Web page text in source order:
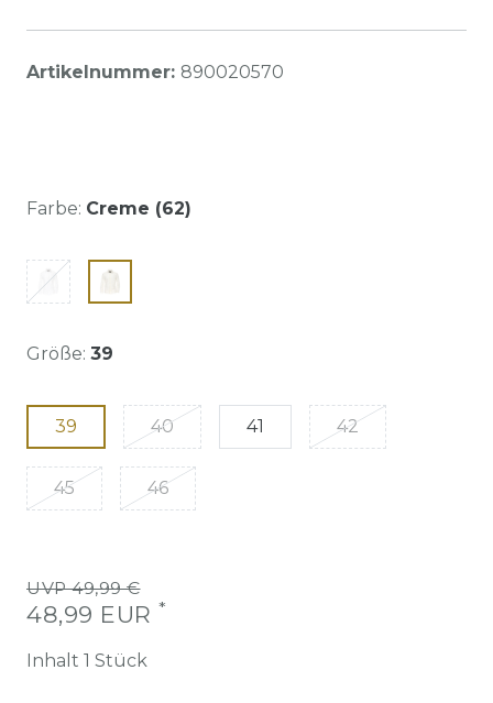
Artikelnummer: 890020570
Farbe: Creme (62)
Größe: 39
39 40 41 42
45 46
UVP 49,99 €
48,99 EUR *
Inhalt 1 Stück